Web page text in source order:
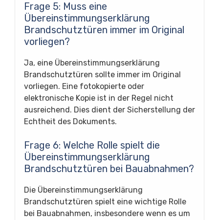
Frage 5: Muss eine
Übereinstimmungserklärung
Brandschutztüren immer im Original
vorliegen?
Ja, eine Übereinstimmungserklärung
Brandschutztüren sollte immer im Original
vorliegen. Eine fotokopierte oder
elektronische Kopie ist in der Regel nicht
ausreichend. Dies dient der Sicherstellung der
Echtheit des Dokuments.
Frage 6: Welche Rolle spielt die
Übereinstimmungserklärung
Brandschutztüren bei Bauabnahmen?
Die Übereinstimmungserklärung
Brandschutztüren spielt eine wichtige Rolle
bei Bauabnahmen, insbesondere wenn es um